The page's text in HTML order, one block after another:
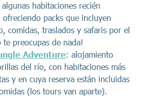
habitaciones recién
ofreciendo packs que incluyen
comidas, traslados y safaris por el
te preocupas de nada!
Adventure: alojamiento
del río, con habitaciones más
y en cuya reserva están incluidas
(los tours van aparte).